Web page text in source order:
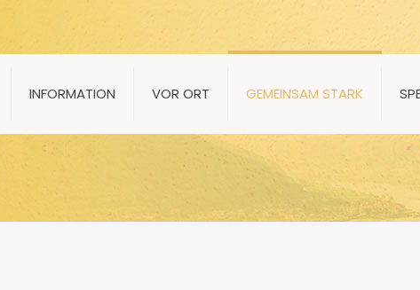
INFORMATION VOR ORT GEMEINSAM STARK